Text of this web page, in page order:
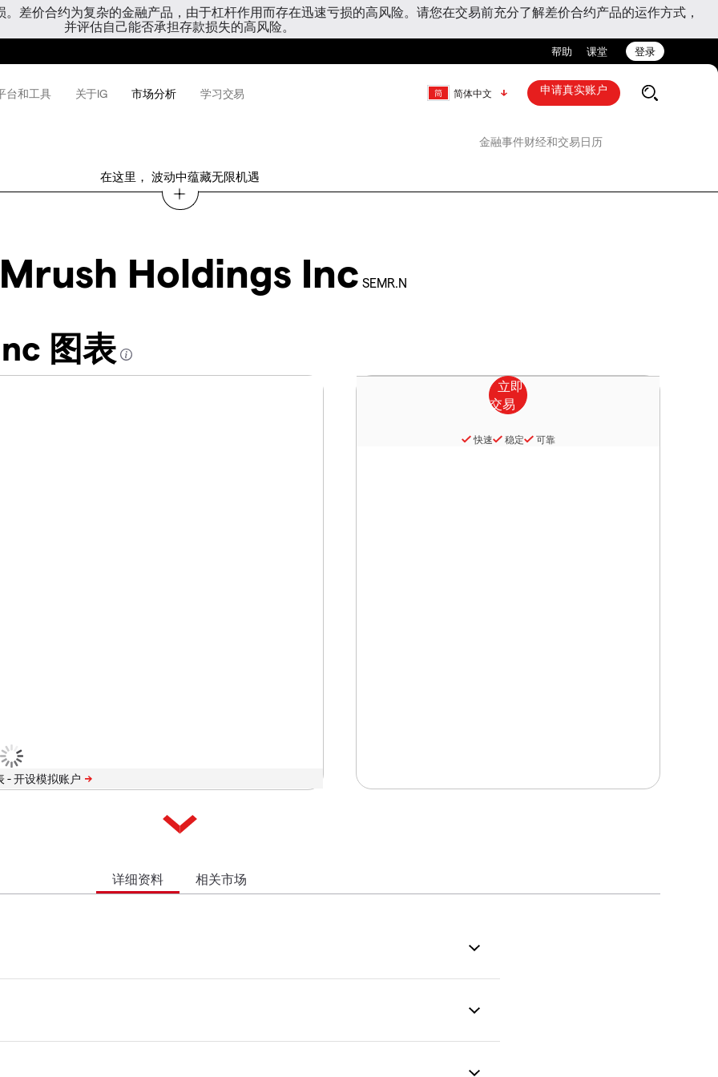
差价合约为复杂的金融产品，由于杠杆作用而存在迅速亏损的高风险。请您在交易前充分了解差价合约产品的运作方式，
并评估自己能否承担存款损失的高风险。
帮助 课堂 登录
台和工具 关于IG 市场分析 学习交易 简体中文 申请真实账户
金融事件财经和交易日历
在这里， 波动中蕴藏无限机遇
Holdings Inc SEMR.N
图表
-
快速 稳定 可靠
详细资料 相关市场